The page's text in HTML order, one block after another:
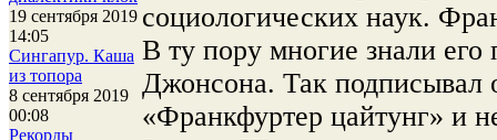
19 сентября 2019
14:05
Сингапур. Каша
из топора
8 сентября 2019
00:08
Рекорды
социологических наук.
В ту пору многие знали
Джонсона. Так подписывал
«Франкфуртер цайтунг» и